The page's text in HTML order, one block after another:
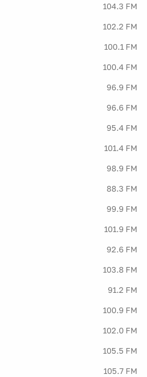
104.3 FM
102.2 FM
100.1 FM
100.4 FM
96.9 FM
96.6 FM
95.4 FM
101.4 FM
98.9 FM
88.3 FM
99.9 FM
101.9 FM
92.6 FM
103.8 FM
91.2 FM
100.9 FM
102.0 FM
105.5 FM
105.7 FM